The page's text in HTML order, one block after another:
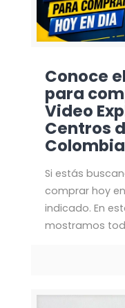
Conoce
para
Video
Centros
Colombia
Si estás
comprar hoy
indicado. En
mostramos